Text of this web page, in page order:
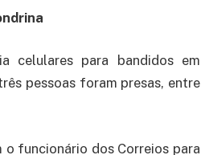
celulares para bandidos em
pessoas foram presas, entre
funcionário dos Correios para